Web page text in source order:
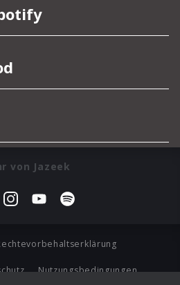
von Jazeek
Nutzungsbedingungen